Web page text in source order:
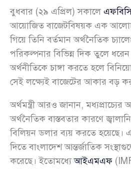
বুধবার (২৯ এপ্রিল) সকালে
আয়োজিত বাজেটবিষয়ক এক
গিয়ে তিনি বর্তমান অর্থনৈতিক
পরিকল্পনার বিভিন্ন দিক তুলে
অর্থনীতিকে চাঙ্গা করতে হলে
সেই লক্ষ্যেই বাজেটের আকার বড়
অর্থমন্ত্রী আরও জানান, মধ্যপ্রাচ্যের
অর্থনৈতিক বাস্তবতার কারণে
বিলিয়ন ডলার ব্যয় করতে হয়েছে।
দিতে বাংলাদেশ আন্তর্জাতিক
করেছে। ইতোমধ্যেআইএমএফ